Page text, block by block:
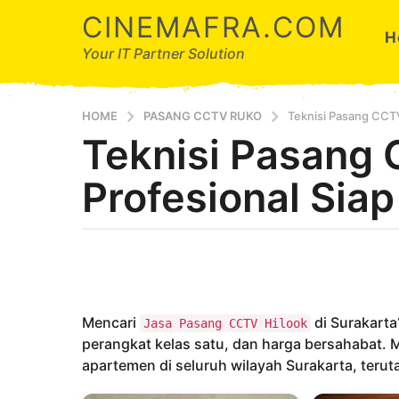
CINEMAFRA.COM
Your IT Partner Solution
HOME PASANG CCTV RUKO Teknisi Pasang
8
a
h
o
t
Teknisi Pasang
Profesional
d
a
Mencari Jasa Pasang CCTV Hilook di
perangkat kelas satu, dan harga bersahabat.
apartemen di seluruh wilayah Surakarta,